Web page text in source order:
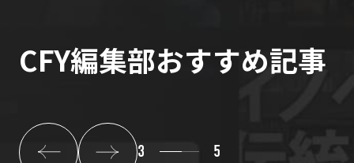
CFY編集部おすすめ記事
3 5